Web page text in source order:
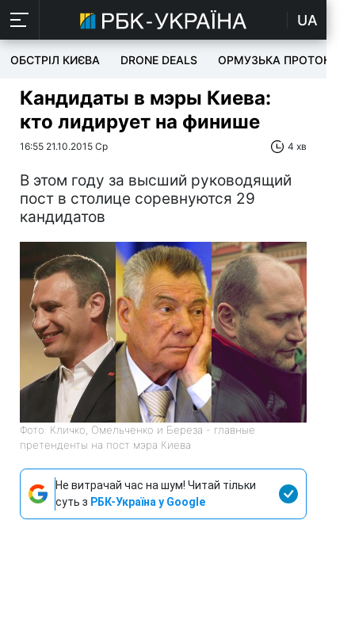
UA
ОБСТРІЛ КИЄВА DRONE DEALS ОРМУЗЬКА ПРОТОКА
Кандидаты в мэры Киева:
кто лидирует на финише
16:55 21.10.2015 Ср 4 хв
В этом году за высший руководящий
пост в столице соревнуются 29
кандидатов
Фото: Кличко, Омельченко и Береза - главные
претенденты на пост мэра Киева
Не витрачай час на шум! Читай тільки
суть з РБК-Україна у Google